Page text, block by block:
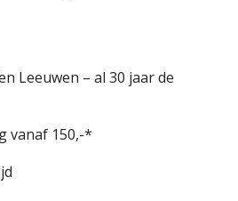
Leeuwen – al 30 jaar de
vanaf 150,-*